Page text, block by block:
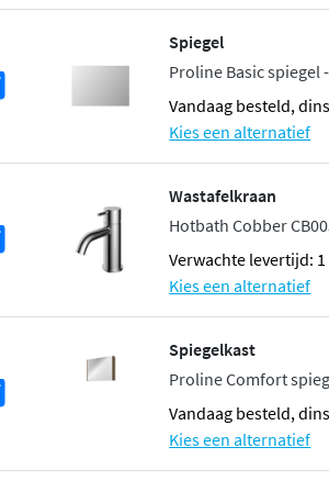
Spiegel
Proline Basic spiegel
vandaag besteld,
Kies een alternatief
Wastafelkraan
Hotbath Cobber
Verwachte levertijd:
Kies een alternatief
Spiegelkast
Proline Comfort
vandaag besteld,
Kies een alternatief